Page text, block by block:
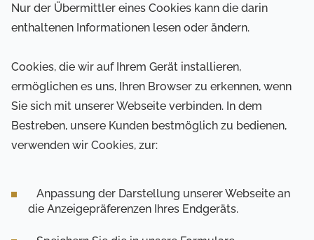
Nur der Übermittler eines Cookies kann die darin
enthaltenen Informationen lesen oder ändern.
Cookies, die wir auf Ihrem Gerät installieren,
ermöglichen es uns, Ihren Browser zu erkennen, wenn
Sie sich mit unserer Webseite verbinden. In dem
Bestreben, unsere Kunden bestmöglich zu bedienen,
verwenden wir Cookies, zur:
Anpassung der Darstellung unserer Webseite an
die Anzeigepräferenzen Ihres Endgeräts.